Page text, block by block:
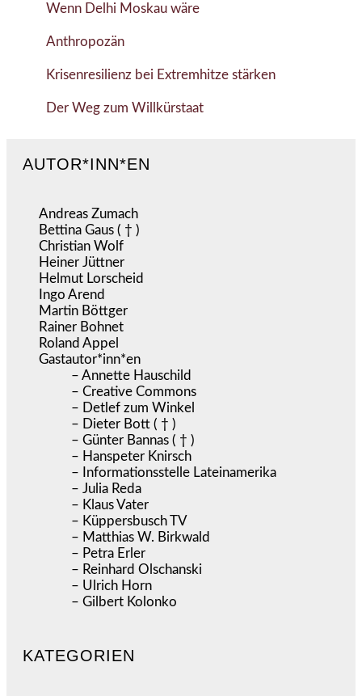
Wenn Delhi Moskau wäre
Anthropozän
Krisenresilienz bei Extremhitze stärken
Der Weg zum Willkürstaat
AUTOR*INN*EN
Andreas Zumach
Bettina Gaus ( † )
Christian Wolf
Heiner Jüttner
Helmut Lorscheid
Ingo Arend
Martin Böttger
Rainer Bohnet
Roland Appel
Gastautor*inn*en
– Annette Hauschild
– Creative Commons
– Detlef zum Winkel
– Dieter Bott ( † )
– Günter Bannas ( † )
– Hanspeter Knirsch
– Informationsstelle Lateinamerika
– Julia Reda
– Klaus Vater
– Küppersbusch TV
– Matthias W. Birkwald
– Petra Erler
– Reinhard Olschanski
– Ulrich Horn
– Gilbert Kolonko
KATEGORIEN